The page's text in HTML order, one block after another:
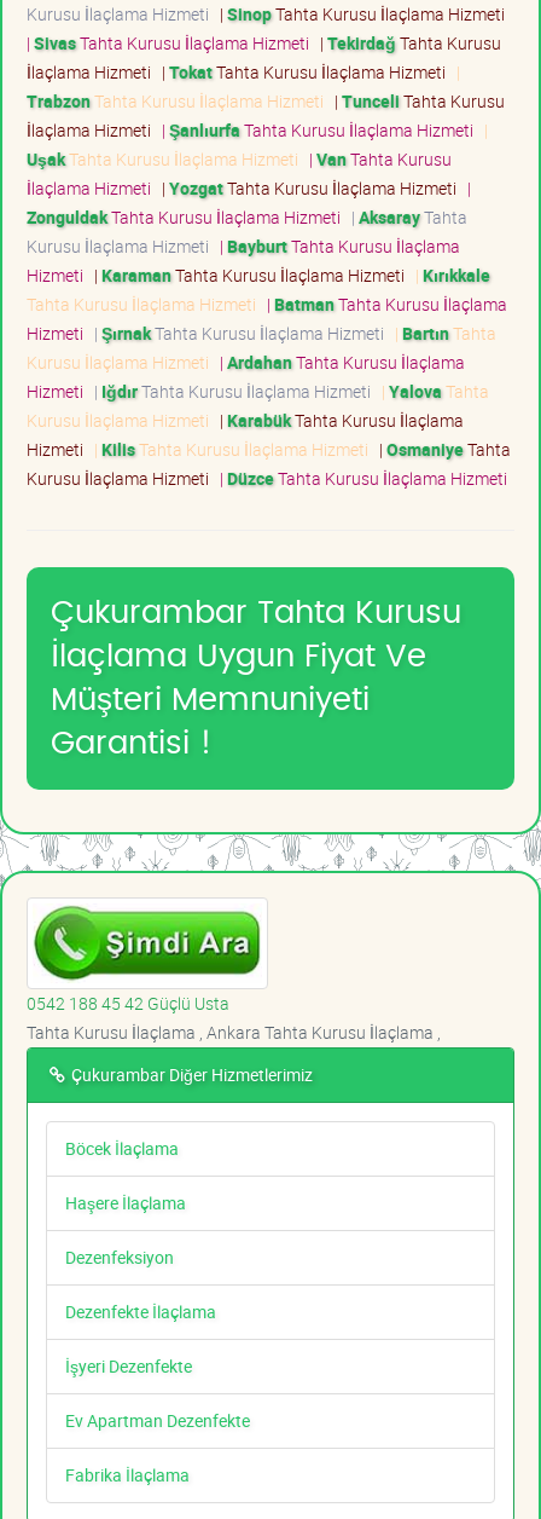
Kurusu İlaçlama Hizmeti | SinopTahta Kurusu İlaçlama Hizmeti
| SivasTahta Kurusu İlaçlama Hizmeti | TekirdağTahta Kurusu
İlaçlama Hizmeti | TokatTahta Kurusu İlaçlama Hizmeti |
TrabzonTahta Kurusu İlaçlama Hizmeti | TunceliTahta Kurusu
İlaçlama Hizmeti | ŞanlıurfaTahta Kurusu İlaçlama Hizmeti |
UşakTahta Kurusu İlaçlama Hizmeti | VanTahta Kurusu
İlaçlama Hizmeti | YozgatTahta Kurusu İlaçlama Hizmeti |
ZonguldakTahta Kurusu İlaçlama Hizmeti | AksarayTahta
Kurusu İlaçlama Hizmeti | BayburtTahta Kurusu İlaçlama
Hizmeti | KaramanTahta Kurusu İlaçlama Hizmeti | Kırıkkale
Tahta Kurusu İlaçlama Hizmeti | BatmanTahta Kurusu İlaçlama
Hizmeti | ŞırnakTahta Kurusu İlaçlama Hizmeti | BartınTahta
Kurusu İlaçlama Hizmeti | ArdahanTahta Kurusu İlaçlama
Hizmeti | IğdırTahta Kurusu İlaçlama Hizmeti | YalovaTahta
Kurusu İlaçlama Hizmeti | KarabükTahta Kurusu İlaçlama
Hizmeti | KilisTahta Kurusu İlaçlama Hizmeti | OsmaniyeTahta
Kurusu İlaçlama Hizmeti | DüzceTahta Kurusu İlaçlama Hizmeti
Çukurambar Tahta Kurusu
İlaçlama Uygun Fiyat Ve
Müşteri Memnuniyeti
Garantisi !
0542 188 45 42 Güçlü Usta
Tahta Kurusu İlaçlama , Ankara Tahta Kurusu İlaçlama ,
Çukurambar Diğer Hizmetlerimiz
Böcek İlaçlama
Haşere İlaçlama
Dezenfeksiyon
Dezenfekte İlaçlama
İşyeri Dezenfekte
Ev Apartman Dezenfekte
Fabrika İlaçlama